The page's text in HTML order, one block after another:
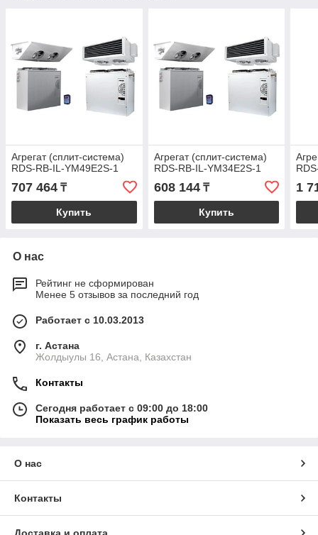
Агрегат (сплит-система)
RDS-RB-IL-YM49E2S-1
707 464 ₸
Купить
Агрегат (сплит-система)
RDS-RB-IL-YM34E2S-1
608 144₸
Купить
1
О нас
Рейтинг не сформирован
Менее 5 отзывов за последний год
Работает с 10.03.2013
г. Астана
Жолдыулы 16, Астана, Казахстан
Контакты
Сегодня работает с 09:00 до 18:00
Показать весь график работы
О нас
Контакты